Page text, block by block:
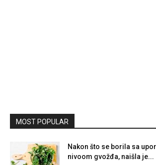
MOST POPULAR
Nakon što se borila sa
nivoom gvožđa, naišla je...